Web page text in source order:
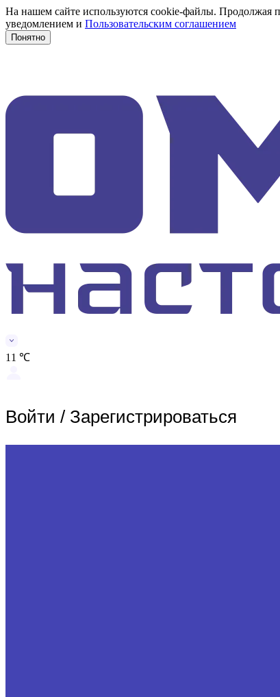
На нашем сайте используются cookie-файлы. Продолжая
уведомлением и Пользовательским соглашением
Понятно
11 ℃
Войти / Зарегистрироваться